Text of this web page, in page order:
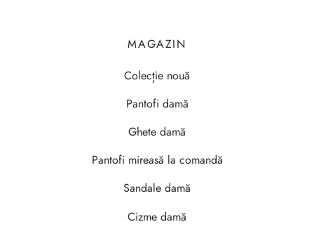
MAGAZIN
Colecție nouă
Pantofi damă
Ghete damă
Pantofi mireasă la comandă
Sandale damă
Cizme damă